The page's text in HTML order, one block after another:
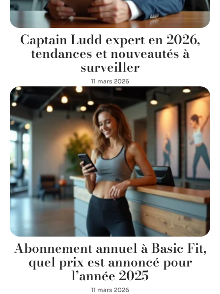
Captain Ludd expert en 2026,
tendances et nouveautés à
surveiller
11 mars 2026
Abonnement annuel à Basic Fit,
quel prix est annoncé pour
l’année 2025
11 mars 2026